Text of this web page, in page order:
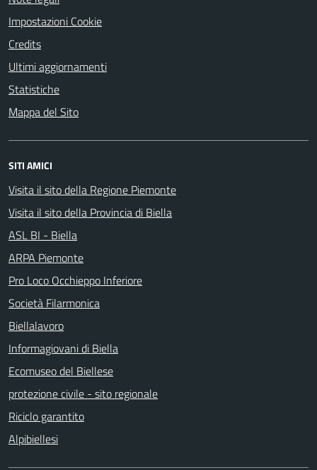
Impostazioni Cookie
Credits
Ultimi aggiornamenti
Statistiche
Mappa del Sito
SITI AMICI
Visita il sito della Regione Piemonte
Visita il sito della Provincia di Biella
ASL BI - Biella
ARPA Piemonte
Pro Loco Occhieppo Inferiore
Società Filarmonica
Biellalavoro
Informagiovani di Biella
Ecomuseo del Biellese
protezione civile - sito regionale
Riciclo garantito
Alpibiellesi